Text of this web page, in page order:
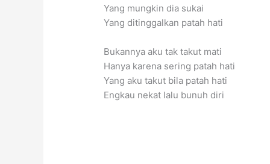
Yang mungkin dia sukai
Yang ditinggalkan patah hati
Bukannya aku tak takut mati
Hanya karena sering patah hati
Yang aku takut bila patah hati
Engkau nekat lalu bunuh diri